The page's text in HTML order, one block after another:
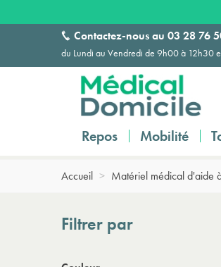
Contactez-nous au 03 28 76
du Lundi au Vendredi de 9h00 à 12h30
Repos Mobilité
Accueil > Matériel médical d'aide
Filtrer par